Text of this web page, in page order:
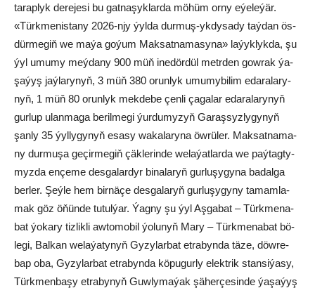
ta­rap­lyk de­re­je­si bu gat­na­şyk­lar­da mö­hüm or­ny eýe­le­ýär.
«Türk­me­nis­ta­ny 2026-njy ýyl­da dur­muş-yk­dy­sa­dy taý­dan ös­
dür­me­giň we ma­ýa go­ýum Mak­sat­na­ma­sy­na» la­ýyk­lyk­da, şu
ýyl umu­my meý­da­ny 900 müň ine­dör­dül metr­den gow­rak ýa­
şa­ýyş jaý­la­ry­nyň, 3 müň 380 orun­lyk umu­my­bi­lim eda­ra­la­ry­
nyň, 1 müň 80 orun­lyk mek­de­be çen­li ça­ga­lar eda­ra­la­ry­nyň
gur­lup ulan­ma­ga be­ril­me­gi ýur­du­my­zyň Ga­raş­syz­ly­gy­nyň
şan­ly 35 ýyl­ly­gy­nyň esa­sy wa­ka­la­ry­na öw­rü­ler. Mak­sat­na­ma­
ny dur­mu­şa ge­çir­me­giň çäk­le­rin­de we­la­ýat­lar­da we paý­tag­ty­
myz­da en­çe­me des­ga­lar­dyr bi­na­la­ryň gur­lu­şy­gy­na ba­dal­ga
ber­ler. Şeý­le hem bir­nä­çe des­ga­la­ryň gur­lu­şy­gy­ny ta­mam­la­
mak göz öňün­de tu­tul­ýar. Ýag­ny şu ýyl Aş­ga­bat – Türk­me­na­
bat ýo­ka­ry tiz­lik­li aw­to­mo­bil ýo­lu­nyň Ma­ry – Türk­me­na­bat bö­
le­gi, Bal­kan we­la­ýa­ty­nyň Gy­zy­lar­bat et­ra­byn­da tä­ze, döw­re­
bap oba, Gy­zy­lar­bat et­ra­byn­da kö­pu­gur­ly elekt­rik stan­si­ýa­sy,
Türk­men­ba­şy et­ra­by­nyň Guw­ly­ma­ýak şä­her­çe­sin­de ýa­şa­ýyş